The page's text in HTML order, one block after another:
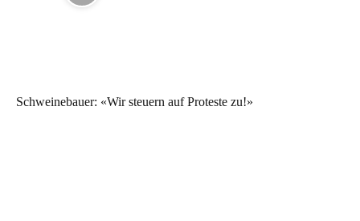
Schweinebauer: «Wir steuern auf Proteste zu!»